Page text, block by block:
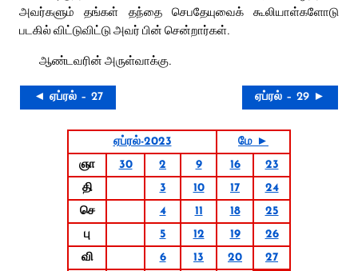
அவர்களும் தங்கள் தந்தை செபதேயுவைக் கூலியாள்களோடு
படகில் விட்டுவிட்டு அவர் பின் சென்றார்கள்.
ஆண்டவரின் அருள்வாக்கு.
◄ ஏப்ரல் – 27 ஏப்ரல் – 29 ►
ஏப்ரல்-2023
மே ►
ஞா
30 2 9 16
23
தி
3 10 17
24
செ
4 11 18
25
பு
5 12 19
26
வி
6 13 20
27